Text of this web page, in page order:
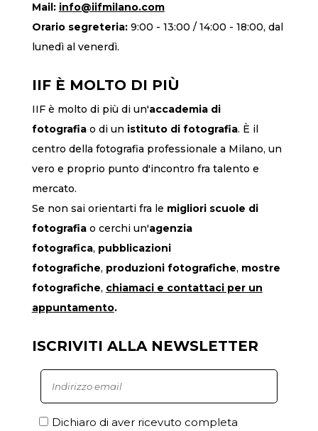
Mail: info@iifmilano.com
Orario segreteria: 9:00 - 13:00 / 14:00 - 18:00, dal
lunedì al venerdì.
IIF È MOLTO DI PIÙ
IIF è molto di più di un'accademia di
fotografiao di un istituto di fotografia. È il
centro della fotografia professionale a Milano, un
vero e proprio punto d'incontro fra talento e
mercato.
Se non sai orientarti fra le migliori scuole di
fotografiao cerchi un'agenzia
fotografica, pubblicazioni
fotografiche, produzioni fotografiche, mostre
fotografiche, chiamacie contattaci per un
appuntamento.
ISCRIVITI ALLA NEWSLETTER
Dichiaro di aver ricevuto completa